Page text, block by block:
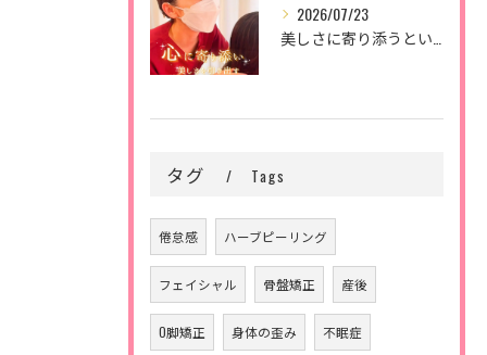
2026/07/23
タグ Tags
倦怠感 ハーブピーリング
フェイシャル 骨盤矯正 産後
O脚矯正 身体の歪み 不眠症